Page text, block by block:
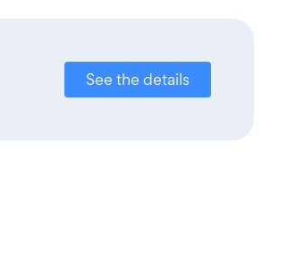
See the details